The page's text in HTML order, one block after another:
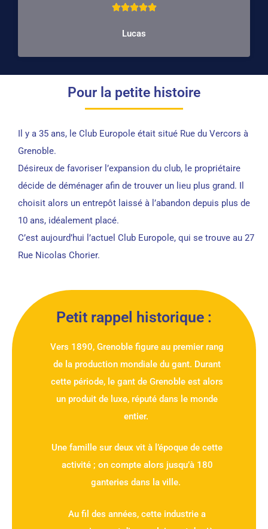

Lucas
Pour la petite histoire
Il y a 35 ans, le Club Europole était situé Rue du Vercors à
Grenoble.
Désireux de favoriser l’expansion du club, le propriétaire
décide de déménager afin de trouver un lieu plus grand. Il
choisit alors un entrepôt laissé à l’abandon depuis plus de
10 ans, idéalement placé.
C’est aujourd’hui l’actuel Club Europole, qui se trouve au 27
Rue Nicolas Chorier.
Petit rappel historique :
Vers 1890, Grenoble figure au premier rang
de la production mondiale du gant. Durant
cette période, le gant de Grenoble est alors
un produit de luxe, réputé dans le monde
entier.
Une famille sur deux vit à l’époque de cette
activité ; on compte alors jusqu’à 180
ganteries dans la ville.
Au fil des années, cette industrie a